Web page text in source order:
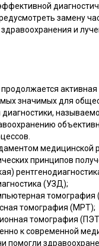
замену
и
активная
значимых для
диагностики,
медицинской
принципов
(УЗД);
томография
томография (МРТ);
томография
к современной
помогли